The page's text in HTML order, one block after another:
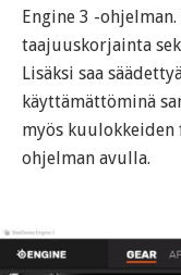
Engine 3 -
taajuuskorjainta
Lisäksi saa
käyttämättöminä
myös
ohjelman avulla.